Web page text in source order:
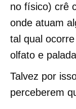
no físico) crê
onde atuam
tal qual
olfato e
Talvez por
perceberem